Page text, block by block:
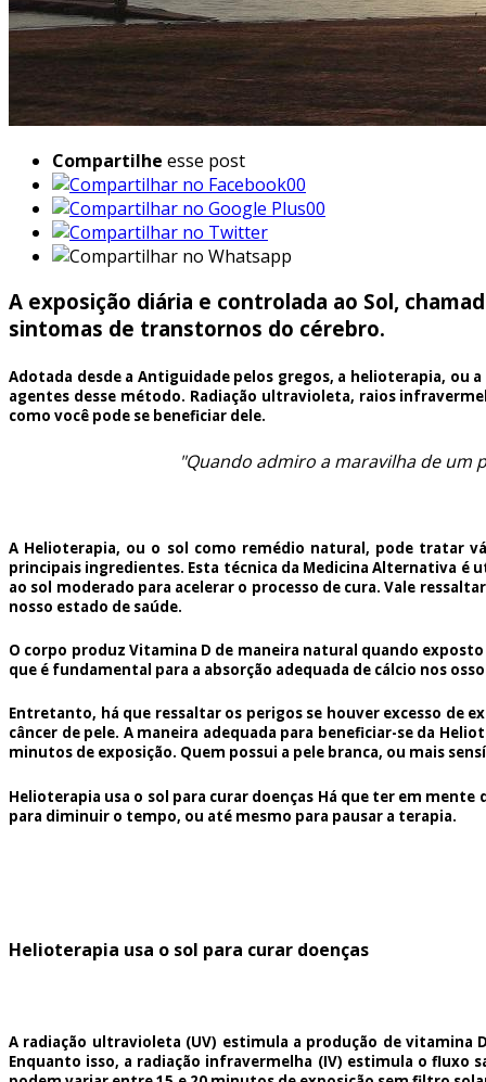
Compartilhe esse post
00
00
A exposição diária e controlada ao Sol,
sintomas de transtornos do cérebro.
Adotada desde a Antiguidade pelos gregos, a helioterapia, ou
agentes desse método. Radiação ultravioleta, raios
como você pode se beneficiar dele.
"Quando admiro a maravilha de um
A Helioterapia, ou o sol como remédio natural, pode tratar
principais ingredientes. Esta técnica da Medicina Alternativa é
ao sol moderado para acelerar o processo de cura. Vale
nosso estado de saúde.
O corpo produz Vitamina D de maneira natural quando
que é fundamental para a absorção adequada de cálcio nos
Entretanto, há que ressaltar os perigos se houver excesso de
câncer de pele. A maneira adequada para beneficiar-se da
minutos de exposição. Quem possui a pele branca, ou mais
Helioterapia usa o sol para curar doenças Há que ter em
para diminuir o tempo, ou até mesmo para pausar a terapia.
Helioterapia usa o sol para curar doenças
A radiação ultravioleta (UV) estimula a produção de vitamina
Enquanto isso, a radiação infravermelha (IV) estimula o fluxo